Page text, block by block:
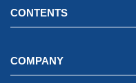
CONTENTS
COMPANY